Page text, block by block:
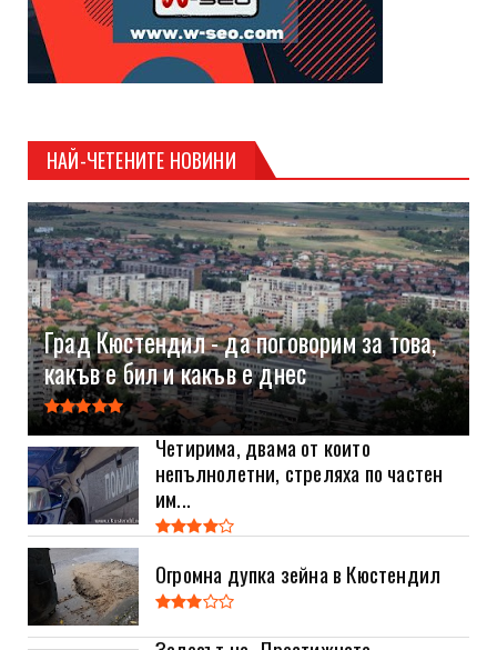
НАЙ-ЧЕТЕНИТЕ НОВИНИ
Град Кюстендил - да поговорим за това,
какъв е бил и какъв е днес
Четирима, двама от които
непълнолетни, стреляха по частен
им...
Огромна дупка зейна в Кюстендил